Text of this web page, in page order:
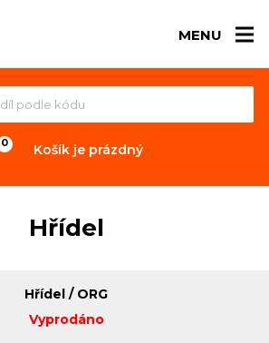
MENU
Košík je prázdný
Hřídel
Hřídel / ORG
Vyprodáno